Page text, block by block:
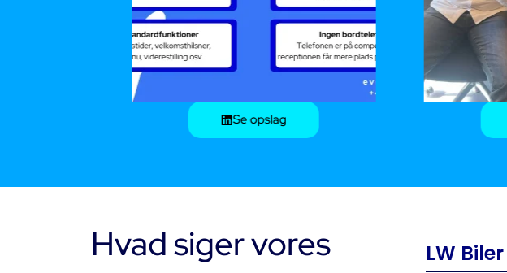
Se opslag
Hvad siger vores
LW